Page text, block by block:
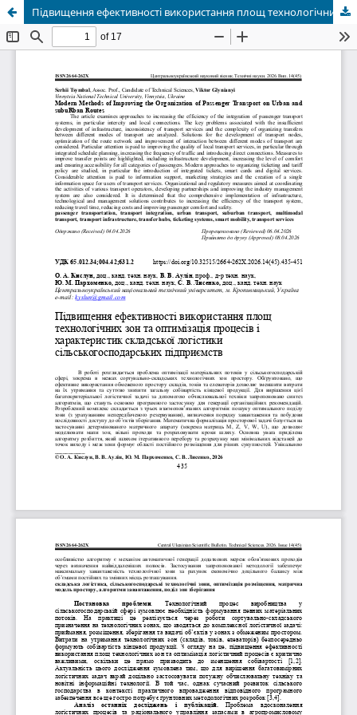
Підвищення ефективності використання площ технологічних зон та оптимізація процесів і характеристик складської логістики сільськогосподарських підприємств